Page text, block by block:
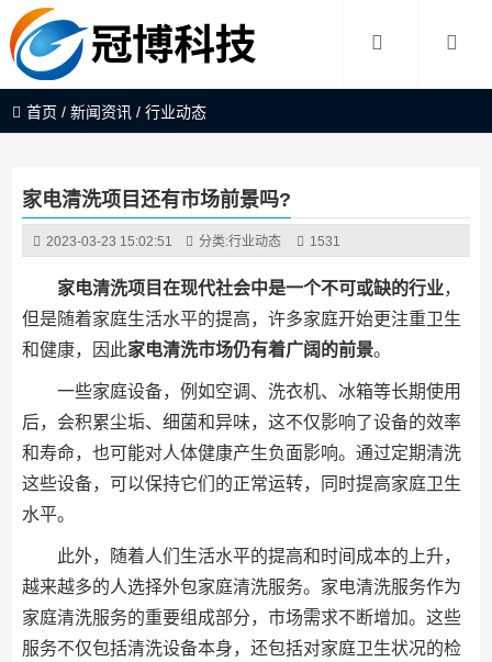
首页 /新闻资讯 /行业动态
家电清洗项目还有市场前景吗?
2023-03-23 15:02:51 分类:行业动态 1531
家电清洗项目在现代社会中是一个不可或缺的行业，
但是随着家庭生活水平的提高，许多家庭开始更注重卫生
和健康，因此家电清洗市场仍有着广阔的前景。
一些家庭设备，例如空调、洗衣机、冰箱等长期使用
后，会积累尘垢、细菌和异味，这不仅影响了设备的效率
和寿命，也可能对人体健康产生负面影响。通过定期清洗
这些设备，可以保持它们的正常运转，同时提高家庭卫生
水平。
此外，随着人们生活水平的提高和时间成本的上升，
越来越多的人选择外包家庭清洗服务。家电清洗服务作为
家庭清洗服务的重要组成部分，市场需求不断增加。这些
服务不仅包括清洗设备本身，还包括对家庭卫生状况的检